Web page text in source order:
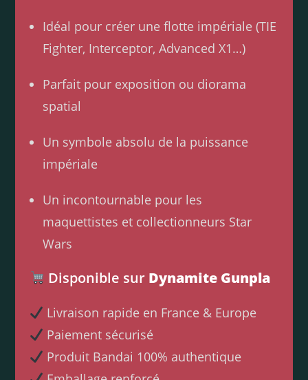
Idéal pour créer une flotte impériale (TIE
Fighter, Interceptor, Advanced X1…)
Parfait pour exposition ou diorama
spatial
Un symbole absolu de la puissance
impériale
Un incontournable pour les
maquettistes et collectionneurs Star
Wars
Disponible sur Dynamite Gunpla
Livraison rapide en France & Europe
Paiement sécurisé
Produit Bandai 100% authentique